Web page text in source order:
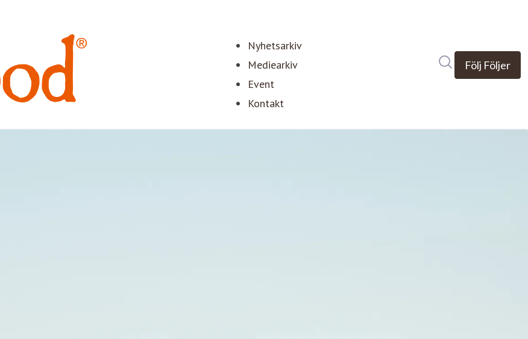
Nyhetsarkiv
Mediearkiv
Event
Kontakt
Följ Följer